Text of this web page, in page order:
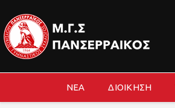
ΝΕΑ ΔΙΟΙΚΗΣΗ